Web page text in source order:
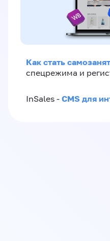
Как стать
спецрежима и
InSales - CMS для